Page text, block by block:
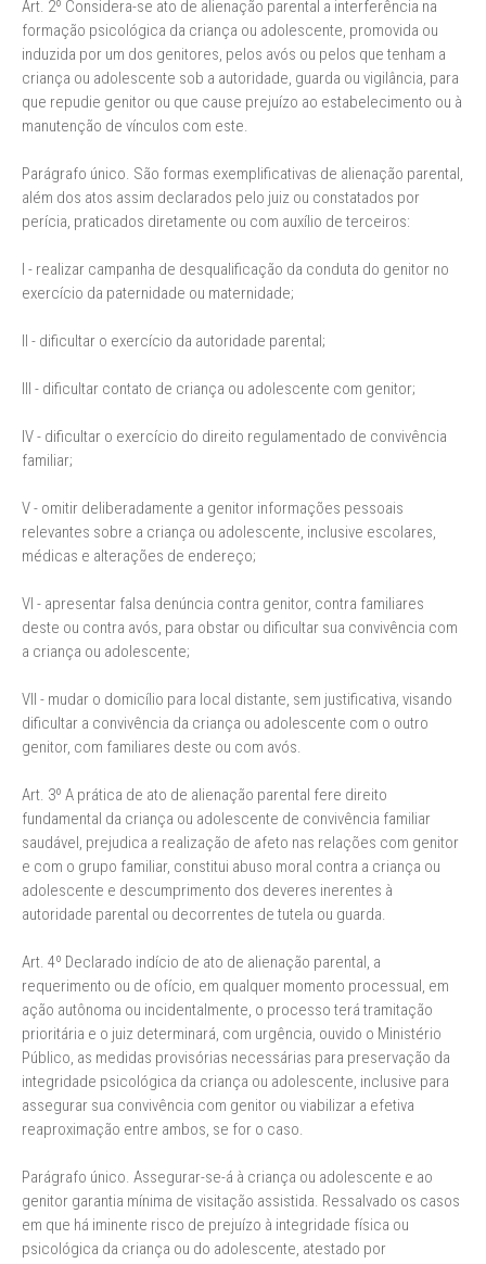
Art. 2º Considera-se ato de alienação parental a interferência na
formação psicológica da criança ou adolescente, promovida ou
induzida por um dos genitores, pelos avós ou pelos que tenham a
criança ou adolescente sob a autoridade, guarda ou vigilância, para
que repudie genitor ou que cause prejuízo ao estabelecimento ou à
manutenção de vínculos com este.
Parágrafo único. São formas exemplificativas de alienação parental,
além dos atos assim declarados pelo juiz ou constatados por
perícia, praticados diretamente ou com auxílio de terceiros:
I - realizar campanha de desqualificação da conduta do genitor no
exercício da paternidade ou maternidade;
II - dificultar o exercício da autoridade parental;
III - dificultar contato de criança ou adolescente com genitor;
IV - dificultar o exercício do direito regulamentado de convivência
familiar;
V - omitir deliberadamente a genitor informações pessoais
relevantes sobre a criança ou adolescente, inclusive escolares,
médicas e alterações de endereço;
VI - apresentar falsa denúncia contra genitor, contra familiares
deste ou contra avós, para obstar ou dificultar sua convivência com
a criança ou adolescente;
VII - mudar o domicílio para local distante, sem justificativa, visando
dificultar a convivência da criança ou adolescente com o outro
genitor, com familiares deste ou com avós.
Art. 3º A prática de ato de alienação parental fere direito
fundamental da criança ou adolescente de convivência familiar
saudável, prejudica a realização de afeto nas relações com genitor
e com o grupo familiar, constitui abuso moral contra a criança ou
adolescente e descumprimento dos deveres inerentes à
autoridade parental ou decorrentes de tutela ou guarda.
Art. 4º Declarado indício de ato de alienação parental, a
requerimento ou de ofício, em qualquer momento processual, em
ação autônoma ou incidentalmente, o processo terá tramitação
prioritária e o juiz determinará, com urgência, ouvido o Ministério
Público, as medidas provisórias necessárias para preservação da
integridade psicológica da criança ou adolescente, inclusive para
assegurar sua convivência com genitor ou viabilizar a efetiva
reaproximação entre ambos, se for o caso.
Parágrafo único. Assegurar-se-á à criança ou adolescente e ao
genitor garantia mínima de visitação assistida. Ressalvado os casos
em que há iminente risco de prejuízo à integridade física ou
psicológica da criança ou do adolescente, atestado por